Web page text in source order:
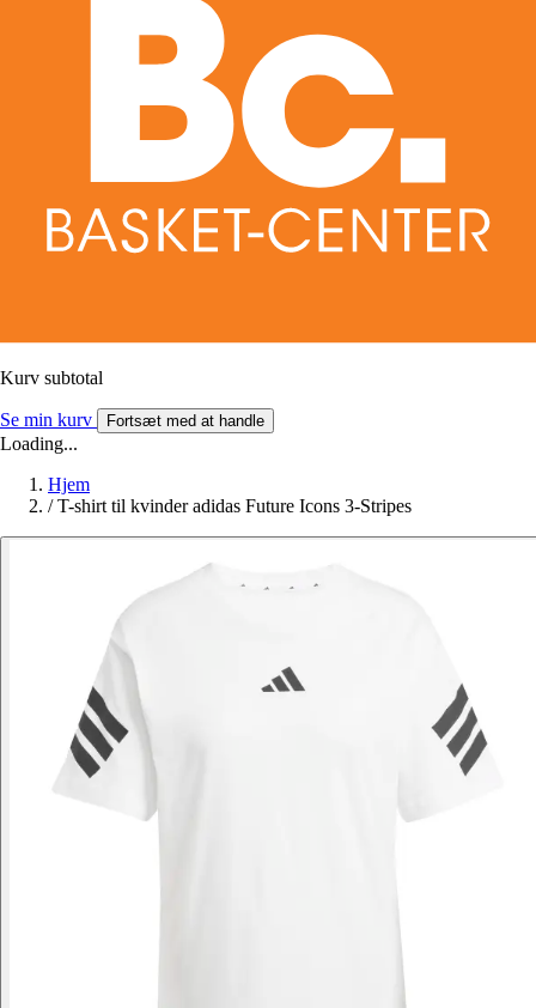
Kurv subtotal
Se min kurv Fortsæt med at handle
Loading...
Hjem
/ T-shirt til kvinder adidas Future Icons 3-Stripes